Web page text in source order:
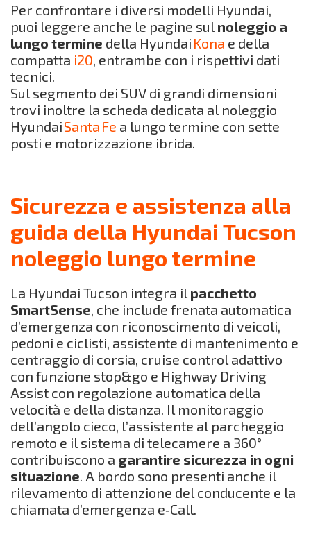
Per confrontare i diversi modelli Hyundai,
puoi leggere anche le pagine sul noleggio a
lungo termine della Hyundai Kona e della
compatta i20, entrambe con i rispettivi dati
tecnici.
Sul segmento dei SUV di grandi dimensioni
trovi inoltre la scheda dedicata al noleggio
HyundaiSanta Fe a lungo termine con sette
posti e motorizzazione ibrida.
Sicurezza e assistenza alla
guida della Hyundai Tucson
noleggio lungo termine
La Hyundai Tucson integra il pacchetto
SmartSense, che include frenata automatica
d’emergenza con riconoscimento di veicoli,
pedoni e ciclisti, assistente di mantenimento e
centraggio di corsia, cruise control adattivo
con funzione stop&go e Highway Driving
Assist con regolazione automatica della
velocità e della distanza. Il monitoraggio
dell’angolo cieco, l’assistente al parcheggio
remoto e il sistema di telecamere a 360°
contribuiscono a garantire sicurezza in ogni
situazione. A bordo sono presenti anche il
rilevamento di attenzione del conducente e la
chiamata d’emergenza e‑Call.